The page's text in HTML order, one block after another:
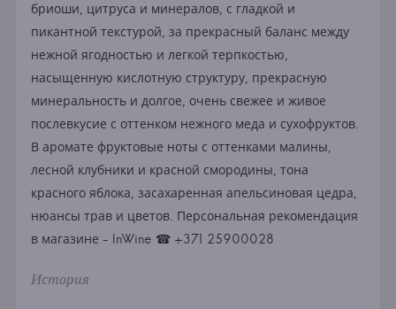
бриоши, цитруса и минералов, с гладкой и
пикантной текстурой, за прекрасный баланс между
нежной ягодностью и легкой терпкостью,
насыщенную кислотную структуру, прекрасную
минеральность и долгое, очень свежее и живое
послевкусие с оттенком нежного меда и сухофруктов.
В аромате фруктовые ноты с оттенками малины,
лесной клубники и красной смородины, тона
красного яблока, засахаренная апельсиновая цедра,
нюансы трав и цветов. Персональная рекомендация
в магазине - InWine ☎ +371 25900028
История